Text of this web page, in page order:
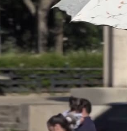
span>